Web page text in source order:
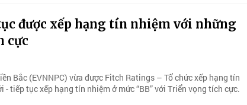
được xếp hạng tín nhiệm với những
cực
Bắc (EVNNPC) vừa được Fitch Ratings – Tổ chức xếp hạng tín
- tiếp tục xếp hạng tín nhiệm ở mức “BB” với Triển vọng tích cực.